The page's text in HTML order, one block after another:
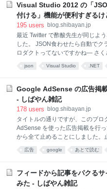
身は Monaco なので Node.js で書
ストールされたディレクトリを見
DLL とか出てきます。 最近はアプ
には Chrome のように起動時に
スタイルのようです。 Windows
が、インストールすると
Visual Studio 2012 の「
付ける」機能が便利すぎる
195 users blog.shibayan.jp
最近 Twitter で酢酸先生が同じよ
した。 JSON食わせたら自動でク
ロダクトってないですかね— さ
よ！と呟いてるんですが、もしか
Update 3 をインストール済みの
なっているはずです。 すいません
た。Web Essentials 2012 をイン
追記しています。 ちなみに自分の
なメニューが表示されます。 実
ている oEmbed API を実行した結
試してみます。元になる JSON
json Visual Studio .NET
Google AdSense の広告掲
- しばやん雑記
178 users blog.shibayan.jp
タイトルの通りですが、このブロ
AdSense を使った広告掲載を行
から全て止めることにしました。
はいくつかあるのですが、最近の
し方に嫌気が差したのが一番大き
から、広告ブロッカーは使わない
すが、最近遭遇したページで以下
広告 google あとで読む
フィードから記事をパクる
みた - しばやん雑記